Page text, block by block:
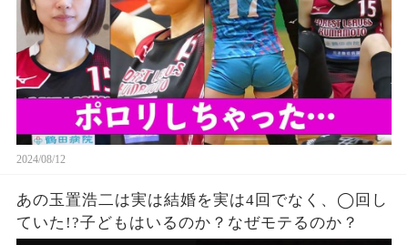
2024/08/12
あの玉置浩二は実は結婚を実は4回でなく、◯回し
ていた!?子どもはいるのか？なぜモテるのか？